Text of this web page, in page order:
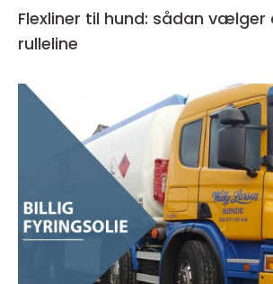
Flexliner til hund: sådan vælger
rulleline